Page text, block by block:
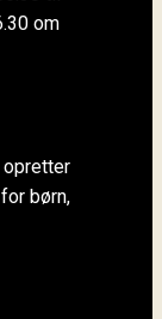
om
opretter
børn,